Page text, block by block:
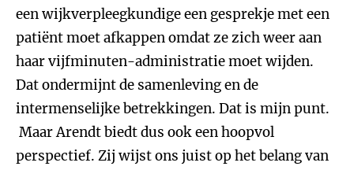
een wijkverpleegkundige een gesprekje met een
patiënt moet afkappen omdat ze zich weer aan
haar vijfminuten-administratie moet wijden.
Dat ondermijnt de samenleving en de
intermenselijke betrekkingen. Dat is mijn punt.
Maar Arendt biedt dus ook een hoopvol
perspectief. Zij wijst ons juist op het belang van